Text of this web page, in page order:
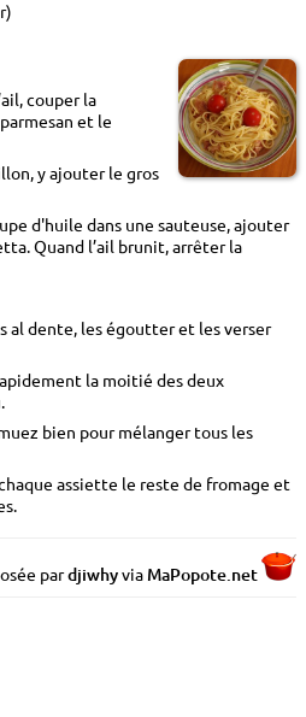
couper la
et le
y ajouter le gros
d'huile dans une sauteuse, ajouter
Quand l’ail brunit, arrêter la
al dente, les égoutter et les verser
la moitié des deux
bien pour mélanger tous les
assiette le reste de fromage et
pardjiwhyvia MaPopote.net